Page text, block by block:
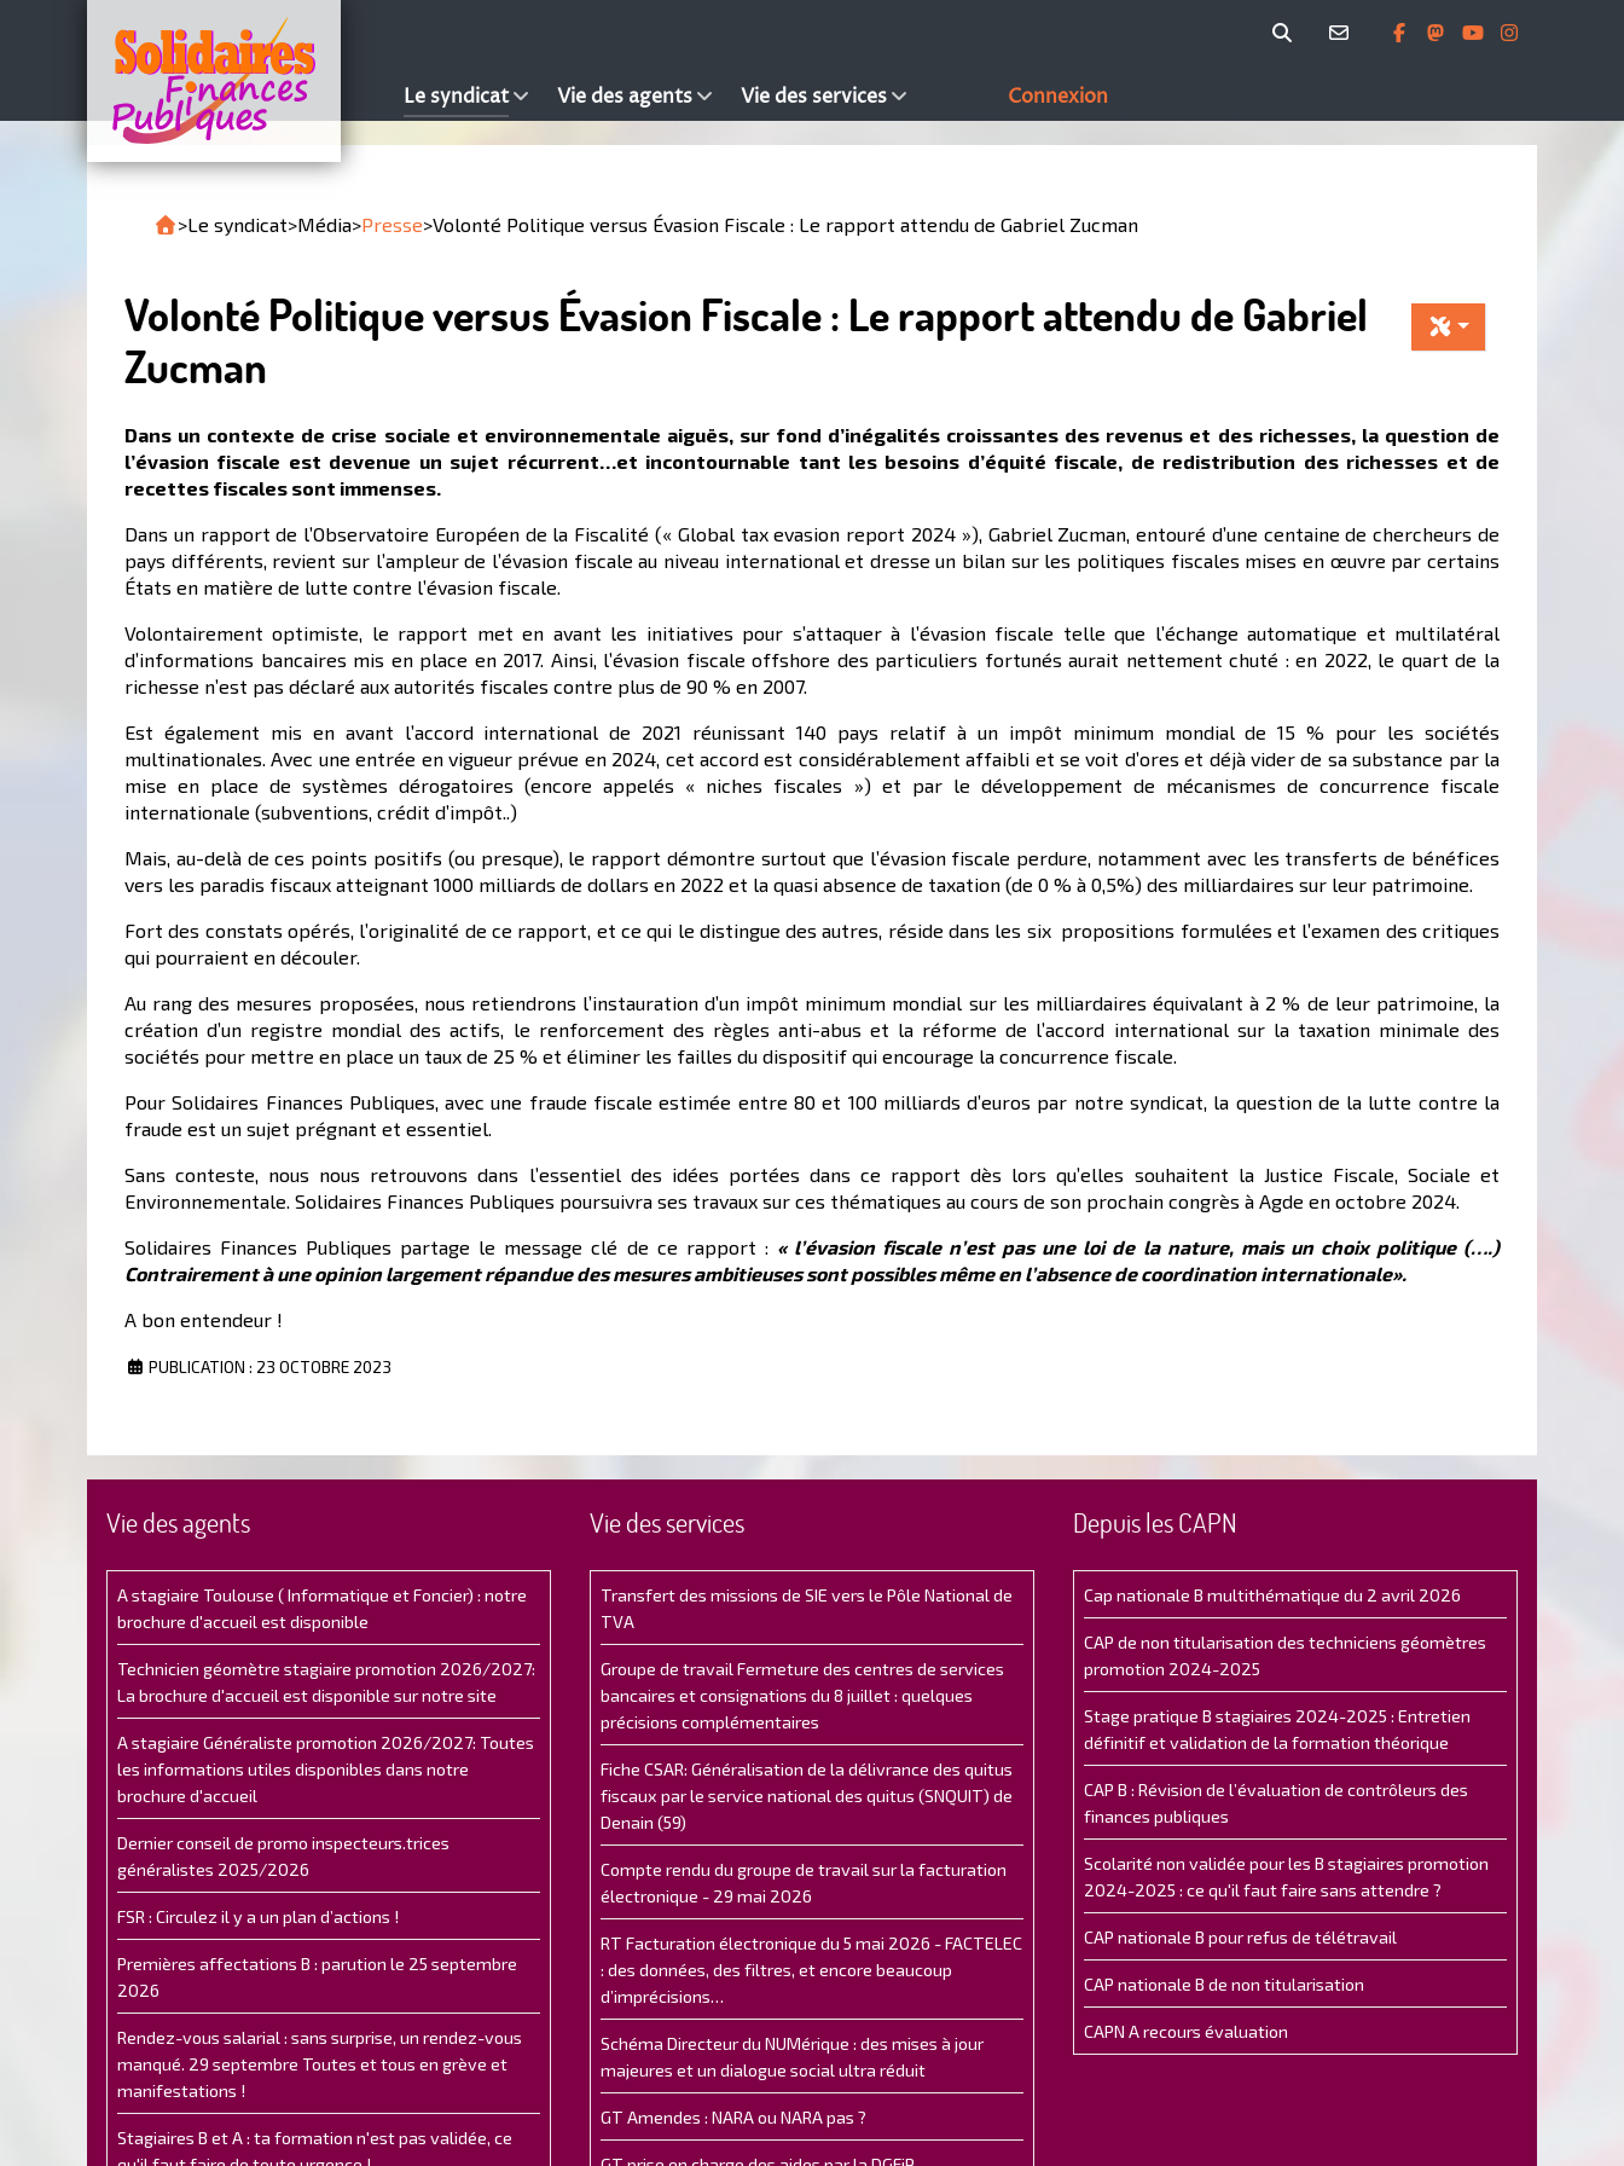
Le syndicat Vie des agents Vie des services Connexion
>Le syndicat>Média>Presse>Volonté Politique versus Évasion Fiscale : Le rapport attendu de Gabriel Zucman
Volonté Politique versus Évasion Fiscale : Le rapport attendu de Gabriel
Zucman
Dans un contexte de crise sociale et environnementale aiguës, sur fond d’inégalités croissantes des revenus et des richesses, la question de
l’évasion fiscale est devenue un sujet récurrent…et incontournable tant les besoins d’équité fiscale, de redistribution des richesses et de
recettes fiscales sont immenses.
Dans un rapport de l’Observatoire Européen de la Fiscalité (« Global tax evasion report 2024 »), Gabriel Zucman, entouré d’une centaine de chercheurs de
pays différents, revient sur l’ampleur de l’évasion fiscale au niveau international et dresse un bilan sur les politiques fiscales mises en œuvre par certains
États en matière de lutte contre l’évasion fiscale.
Volontairement optimiste, le rapport met en avant les initiatives pour s’attaquer à l’évasion fiscale telle que l’échange automatique et multilatéral
d’informations bancaires mis en place en 2017. Ainsi, l’évasion fiscale offshore des particuliers fortunés aurait nettement chuté : en 2022, le quart de la
richesse n’est pas déclaré aux autorités fiscales contre plus de 90 % en 2007.
Est également mis en avant l’accord international de 2021 réunissant 140 pays relatif à un impôt minimum mondial de 15 % pour les sociétés
multinationales. Avec une entrée en vigueur prévue en 2024, cet accord est considérablement affaibli et se voit d’ores et déjà vider de sa substance par la
mise en place de systèmes dérogatoires (encore appelés « niches fiscales ») et par le développement de mécanismes de concurrence fiscale
internationale (subventions, crédit d’impôt..)
Mais, au-delà de ces points positifs (ou presque), le rapport démontre surtout que l’évasion fiscale perdure, notamment avec les transferts de bénéfices
vers les paradis fiscaux atteignant 1000 milliards de dollars en 2022 et la quasi absence de taxation (de 0 % à 0,5%) des milliardaires sur leur patrimoine.
Fort des constats opérés, l’originalité de ce rapport, et ce qui le distingue des autres, réside dans les six propositions formulées et l’examen des critiques
qui pourraient en découler.
Au rang des mesures proposées, nous retiendrons l’instauration d’un impôt minimum mondial sur les milliardaires équivalant à 2 % de leur patrimoine, la
création d’un registre mondial des actifs, le renforcement des règles anti-abus et la réforme de l’accord international sur la taxation minimale des
sociétés pour mettre en place un taux de 25 % et éliminer les failles du dispositif qui encourage la concurrence fiscale.
Pour Solidaires Finances Publiques, avec une fraude fiscale estimée entre 80 et 100 milliards d’euros par notre syndicat, la question de la lutte contre la
fraude est un sujet prégnant et essentiel.
Sans conteste, nous nous retrouvons dans l’essentiel des idées portées dans ce rapport dès lors qu’elles souhaitent la Justice Fiscale, Sociale et
Environnementale. Solidaires Finances Publiques poursuivra ses travaux sur ces thématiques au cours de son prochain congrès à Agde en octobre 2024.
Solidaires Finances Publiques partage le message clé de ce rapport : « l’évasion fiscale n’est pas une loi de la nature, mais un choix politique (….)
Contrairement à une opinion largement répandue des mesures ambitieuses sont possibles même en l’absence de coordination internationale».
A bon entendeur !
PUBLICATION : 23 OCTOBRE 2023
Vie des agents
A stagiaire Toulouse ( Informatique et Foncier) : notre
brochure d'accueil est disponible
Technicien géomètre stagiaire promotion 2026/2027:
La brochure d'accueil est disponible sur notre site
A stagiaire Généraliste promotion 2026/2027: Toutes
les informations utiles disponibles dans notre
brochure d'accueil
Dernier conseil de promo inspecteurs.trices
généralistes 2025/2026
FSR : Circulez il y a un plan d’actions !
Premières affectations B : parution le 25 septembre
2026
Rendez-vous salarial : sans surprise, un rendez-vous
manqué. 29 septembre Toutes et tous en grève et
manifestations !
Stagiaires B et A : ta formation n'est pas validée, ce
Vie des services
Transfert des missions de SIE vers le Pôle National de
TVA
Groupe de travail Fermeture des centres de services
bancaires et consignations du 8 juillet : quelques
précisions complémentaires
Fiche CSAR: Généralisation de la délivrance des quitus
fiscaux par le service national des quitus (SNQUIT) de
Denain (59)
Compte rendu du groupe de travail sur la facturation
électronique - 29 mai 2026
RT Facturation électronique du 5 mai 2026 - FACTELEC
: des données, des filtres, et encore beaucoup
d’imprécisions…
Schéma Directeur du NUMérique : des mises à jour
majeures et un dialogue social ultra réduit
GT Amendes : NARA ou NARA pas ?
Depuis les CAPN
Cap nationale B multithématique du 2 avril 2026
CAP de non titularisation des techniciens géomètres
promotion 2024-2025
Stage pratique B stagiaires 2024-2025 : Entretien
définitif et validation de la formation théorique
CAP B : Révision de l’évaluation de contrôleurs des
finances publiques
Scolarité non validée pour les B stagiaires promotion
2024-2025 : ce qu'il faut faire sans attendre ?
CAP nationale B pour refus de télétravail
CAP nationale B de non titularisation
CAPN A recours évaluation